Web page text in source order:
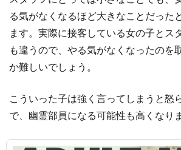
る気がなくなるほど大きなことだった
ます。実際に接客している女の子とス
も違うので、やる気がなくなったのを
か難しいでしょう。
こういった子は強く言ってしまうと怒
で、幽霊部員になる可能性も高くなり